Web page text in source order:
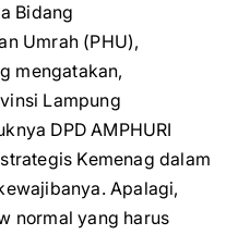
Bidang
Umrah (PHU),
mengatakan,
Lampung
DPD AMPHURI
Kemenag dalam
Apalagi,
normal yang harus